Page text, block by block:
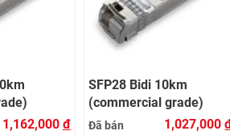
1,162,000 đ
SFP28 Bidi 10km
(commercial grade)
Đã bán
1,027,000